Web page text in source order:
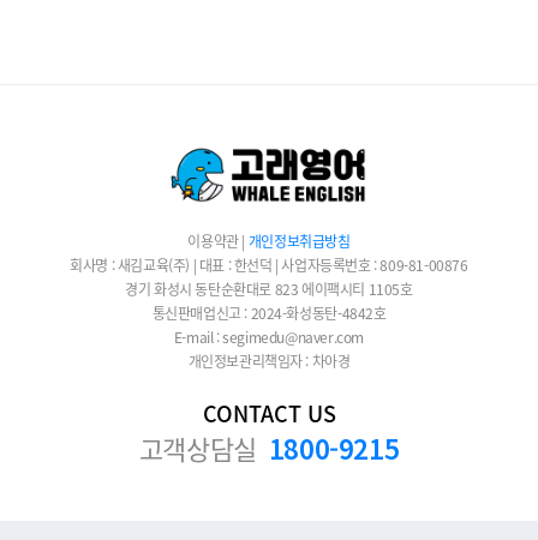
이용약관| 개인정보취급방침
회사명 : 새김교육(주) | 대표 : 한선덕 | 사업자등록번호 : 809-81-00876
경기 화성시 동탄순환대로 823 에이팩시티 1105호
통신판매업신고 : 2024-화성동탄-4842호
E-mail : segimedu@naver.com
개인정보관리책임자 : 차아경
CONTACT US
고객상담실 1800-9215